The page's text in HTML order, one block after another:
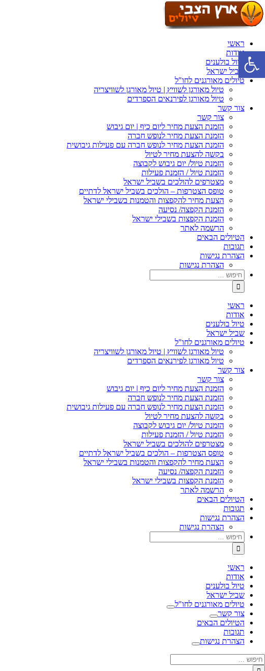
פתח סרגל נגישות
ראשי
אודות
טיול בולענים
שביל ישראל
טיולים מאורגנים לחו"ל
טיול מאורגן לשוויץ | טיול מאורגן לשוויצריה
טיול מאורגן לפירנאים הספרדים
צור קשר
צור קשר
הזמנת הצעת מחיר ליום כיף | יום גיבוש
הזמנת הצעת מחיר לנופש חברה
הזמנת הצעת מחיר לנופש חברה עם פעילות גיבושית
בקשה להצעת מחיר לטיול
הזמנת טיול/ יום גיבוש לקבוצה
הזמנת טיול / הזמנת פעילות
מצטרפים להולכים בשביל ישראל
טופס הצטרפות – הולכים בשביל ישראל לדתיים
הצעת מחיר להקפצות והטמנות בשבילי ישראל
הזמנת הקפצה/ נסיעה
הזמנת הקפצות בשבילי ישראל
הרשמה לאתר
הטיולים הבאים
תגובות
הצהרת נגישות
הצהרת נגישות
ראשי
אודות
טיול בולענים
שביל ישראל
טיולים מאורגנים לחו"ל
טיול מאורגן לשוויץ | טיול מאורגן לשוויצריה
טיול מאורגן לפירנאים הספרדים
צור קשר
צור קשר
הזמנת הצעת מחיר ליום כיף | יום גיבוש
הזמנת הצעת מחיר לנופש חברה
הזמנת הצעת מחיר לנופש חברה עם פעילות גיבושית
בקשה להצעת מחיר לטיול
הזמנת טיול/ יום גיבוש לקבוצה
הזמנת טיול / הזמנת פעילות
מצטרפים להולכים בשביל ישראל
טופס הצטרפות – הולכים בשביל ישראל לדתיים
הצעת מחיר להקפצות והטמנות בשבילי ישראל
הזמנת הקפצה/ נסיעה
הזמנת הקפצות בשבילי ישראל
הרשמה לאתר
הטיולים הבאים
תגובות
הצהרת נגישות
הצהרת נגישות
ראשי
אודות
טיול בולענים
שביל ישראל
טיולים מאורגנים לחו"ל
צור קשר
הטיולים הבאים
תגובות
הצהרת נגישות